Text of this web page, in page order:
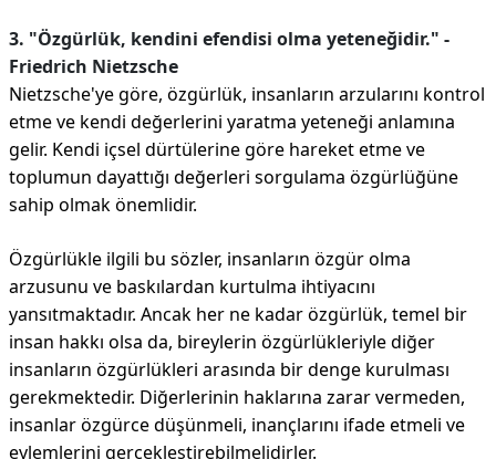
3. "Özgürlük, kendini efendisi olma yeteneğidir." -
Friedrich Nietzsche
Nietzsche'ye göre, özgürlük, insanların arzularını kontrol
etme ve kendi değerlerini yaratma yeteneği anlamına
gelir. Kendi içsel dürtülerine göre hareket etme ve
toplumun dayattığı değerleri sorgulama özgürlüğüne
sahip olmak önemlidir.
Özgürlükle ilgili bu sözler, insanların özgür olma
arzusunu ve baskılardan kurtulma ihtiyacını
yansıtmaktadır. Ancak her ne kadar özgürlük, temel bir
insan hakkı olsa da, bireylerin özgürlükleriyle diğer
insanların özgürlükleri arasında bir denge kurulması
gerekmektedir. Diğerlerinin haklarına zarar vermeden,
insanlar özgürce düşünmeli, inançlarını ifade etmeli ve
eylemlerini gerçekleştirebilmelidirler.